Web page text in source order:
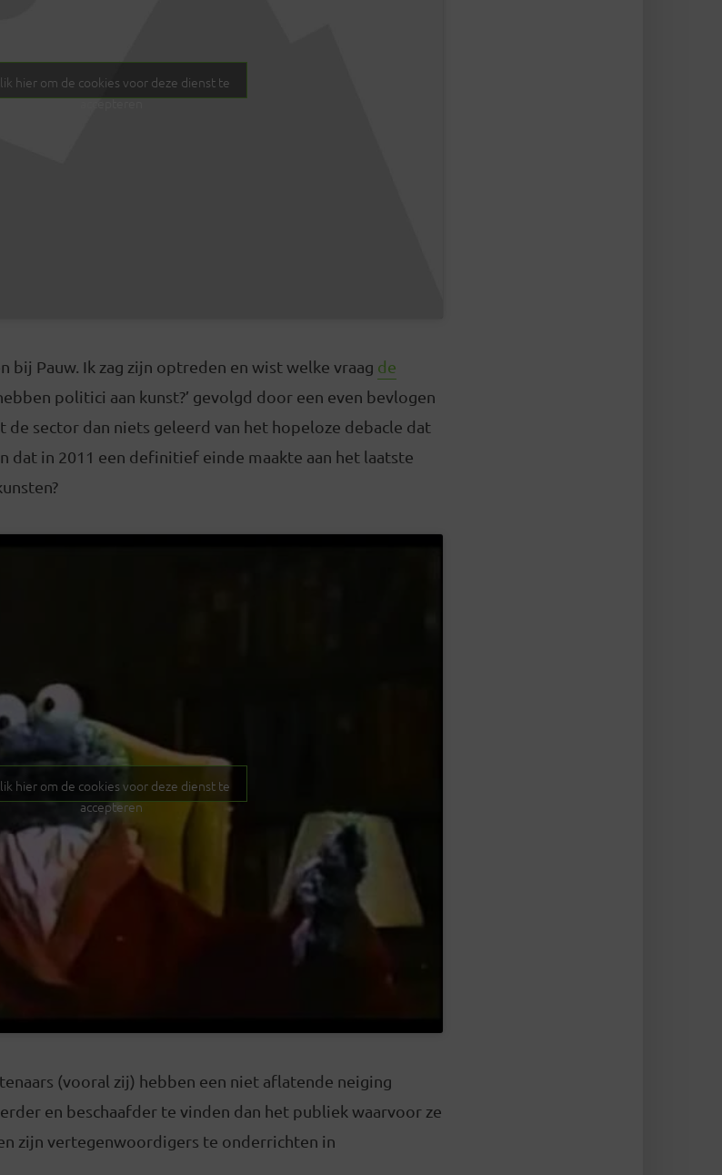
hier om de cookies voor deze dienst te
accepteren
bij Pauw. Ik zag zijn optreden en wist welke vraag de
politici aan kunst?’ gevolgd door een even bevlogen
sector dan niets geleerd van het hopeloze debacle dat
dat in 2011 een definitief einde maakte aan het laatste
hier om de cookies voor deze dienst te
accepteren
(vooral zij) hebben een niet aflatende neiging
en beschaafder te vinden dan het publiek waarvoor ze
zijn vertegenwoordigers te onderrichten in